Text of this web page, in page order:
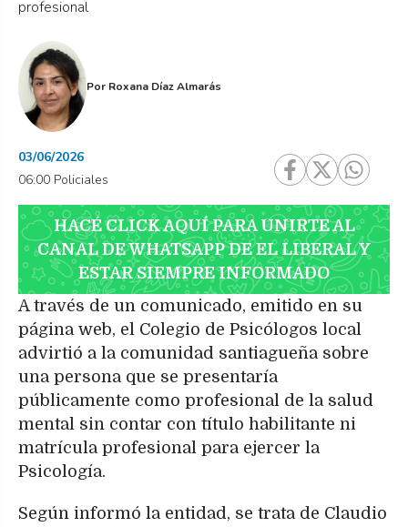
profesional
Por Roxana Díaz Almarás
03/06/2026
06:00 Policiales
HACÉ CLICK AQUÍ PARA UNIRTE AL
CANAL DE WHATSAPP DE EL LIBERAL Y
ESTAR SIEMPRE INFORMADO
A través de un comunicado, emitido en su
página web, el Colegio de Psicólogos local
advirtió a la comunidad santiagueña sobre
una persona que se presentaría
públicamente como profesional de la salud
mental sin contar con título habilitante ni
matrícula profesional para ejercer la
Psicología.
Según informó la entidad, se trata de Claudio